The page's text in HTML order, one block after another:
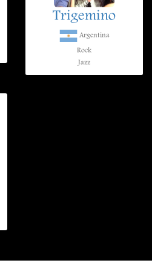
Trigemino
Argentina
Rock
Jazz